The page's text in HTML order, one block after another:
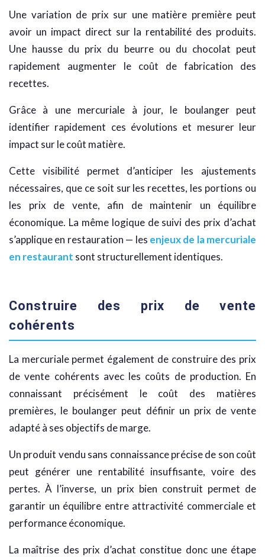
Une variation de prix sur une matière première peut
avoir un impact direct sur la rentabilité des produits.
Une hausse du prix du beurre ou du chocolat peut
rapidement augmenter le coût de fabrication des
recettes.
Grâce à une mercuriale à jour, le boulanger peut
identifier rapidement ces évolutions et mesurer leur
impact sur le coût matière.
Cette visibilité permet d’anticiper les ajustements
nécessaires, que ce soit sur les recettes, les portions ou
les prix de vente, afin de maintenir un équilibre
économique. La même logique de suivi des prix d’achat
s’applique en restauration — les enjeux de la mercuriale
en restaurant sont structurellement identiques.
Construire des prix de vente
cohérents
La mercuriale permet également de construire des prix
de vente cohérents avec les coûts de production. En
connaissant précisément le coût des matières
premières, le boulanger peut définir un prix de vente
adapté à ses objectifs de marge.
Un produit vendu sans connaissance précise de son coût
peut générer une rentabilité insuffisante, voire des
pertes. À l’inverse, un prix bien construit permet de
garantir un équilibre entre attractivité commerciale et
performance économique.
La maîtrise des prix d’achat constitue donc une étape